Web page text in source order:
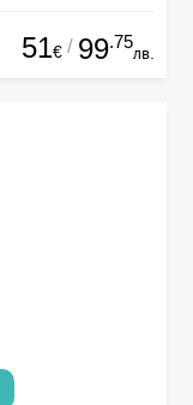
51€ / 99.75
лв.